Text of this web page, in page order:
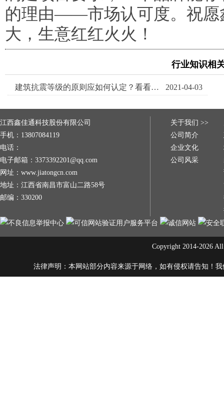
的理由——市场认可度。祝愿
大，生意红红火火！
行业知识相
建筑抗震等级的原则应如何认定？看看哪些城市需要做抗震支架 2021-04-03
江西鑫佳通科技股份有限公司
手机：13807084119
电话：
电子邮箱：3373392201@qq.com
网址：www.jiatongcn.com
地址：江西省南昌市富山二路58号
邮编：330200
关于我们 >>
公司简介
企业文化
公司风采
Copyright 2014-2026
法律声明：本网站部分内容来源于网络，如有侵权请告知！